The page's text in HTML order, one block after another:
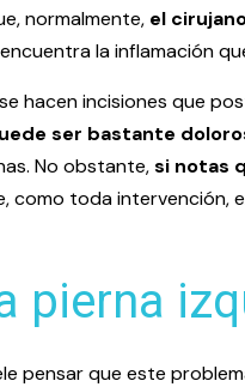
normalmente, el
la inflamación
hacen incisiones que
ser bastante
No obstante,si notas
como toda intervención,
pierna
pensar que este